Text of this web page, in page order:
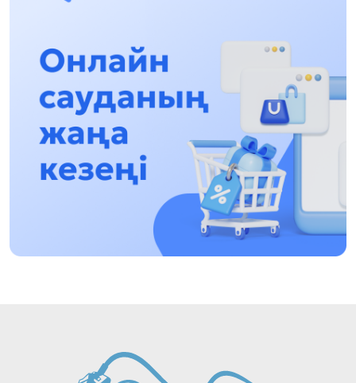
13:13, 30 Shilde 2026
Asqat Asylbekov: Kúshti bılikke kúshti tulǵalar
kerek!
12:01, 28 Shilde 2026
Abzal Dostıar: Dýman Muhametkárimdi Almaty
túrmesine aýystyrýy múmkin
16:15, 27 Shilde 2026